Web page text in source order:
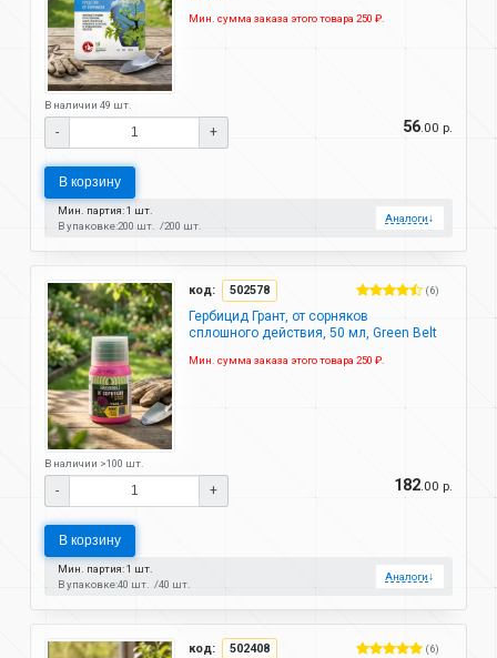
Мин. сумма заказа этого товара 250 ₽.
В наличии 49 шт.
- + 56.00 р.
В корзину
Мин. партия: 1 шт.
В упаковке:200 шт. 200 шт.
Аналоги↓
код: 502578 (6)
Гербицид Грант, от сорняков
сплошного действия, 50 мл, Green Belt
Мин. сумма заказа этого товара 250 ₽.
В наличии >100 шт.
- + 182.00 р.
В корзину
Мин. партия: 1 шт.
В упаковке:40 шт. 40 шт.
Аналоги↓
код: 502408 (6)